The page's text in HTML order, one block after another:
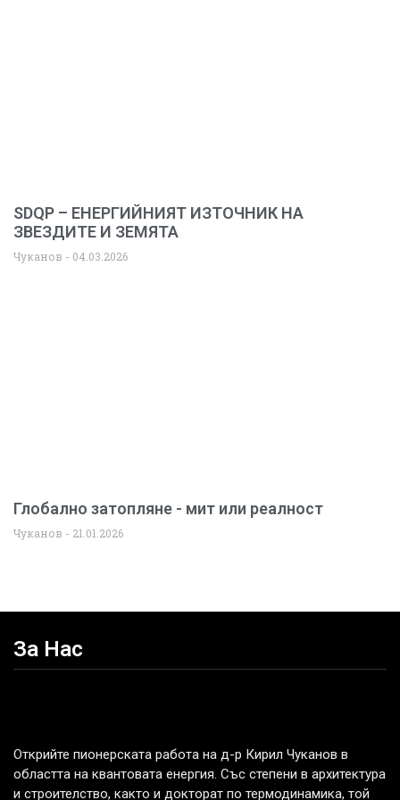
SDQP – ЕНЕРГИЙНИЯТ ИЗТОЧНИК НА
ЗВЕЗДИТЕ И ЗЕМЯТА
Чуканов 04.03.2026
Глобално затопляне - мит или реалност
Чуканов 21.01.2026
За Нас
Открийте пионерската работа на д-р Кирил Чуканов в
областта на квантовата енергия. Със степени в архитектура
и строителство, както и докторат по термодинамика, той